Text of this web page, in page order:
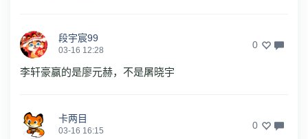
段宇宸99
03-16 12:28 0
李轩豪赢的是廖元赫，不是屠晓宇
卡两目
03-16 16:15 0